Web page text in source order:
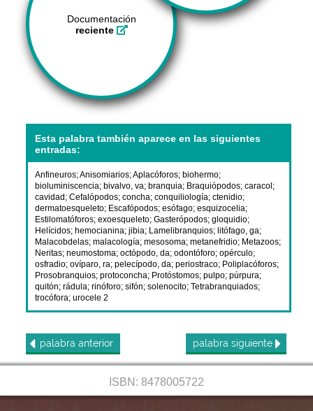
Documentación
reciente
Esta palabra también aparece en las siguientes
entradas:
Anfineuros;Anisomiarios;Aplacóforos; biohermo;
bioluminiscencia; bivalvo, va; branquia; Braquiópodos;caracol ;
cavidad ;Cefalópodos;concha;conquiliología;ctenidio;
dermatoesqueleto; Escafópodos;esófago;esquizocelia;
Estilomatóforos;exoesqueleto;Gasterópodos;gloquidio;
Helícidos; hemocianina;jibia; Lamelibranquios; litófago, ga;
Malacobdelas;malacología;mesosoma;metanefridio; Metazoos;
Neritas;neumostoma;octópodo, da;odontóforo;opérculo;
osfradio;ovíparo, ra;pelecípodo, da;periostraco; Poliplacóforos;
Prosobranquios;protoconcha; Protóstomos;pulpo;púrpura;
quitón;rádula;rinóforo;sifón;solenocito;Tetrabranquiados;
trocófora;urocele 2
palabra anterior palabra siguiente
ISBN: 8478005722